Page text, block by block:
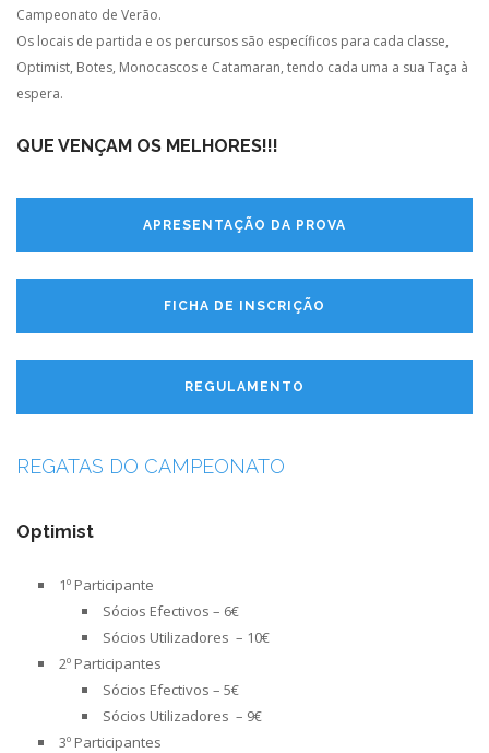
Campeonato de Verão.
Os locais de partida e os percursos são específicos para cada classe,
Optimist, Botes, Monocascos e Catamaran, tendo cada uma a sua Taça à
espera.
QUE VENÇAM OS MELHORES!!!
APRESENTAÇÃO DA PROVA
FICHA DE INSCRIÇÃO
REGULAMENTO
REGATAS DO CAMPEONATO
Optimist
1º Participante
Sócios Efectivos – 6€
Sócios Utilizadores – 10€
2º Participantes
Sócios Efectivos – 5€
Sócios Utilizadores – 9€
3º Participantes